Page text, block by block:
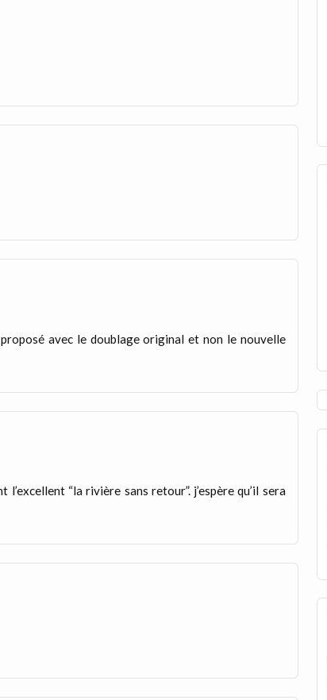
avec le doublage original et non le nouvelle
“la rivière sans retour”. j’espère qu’il sera